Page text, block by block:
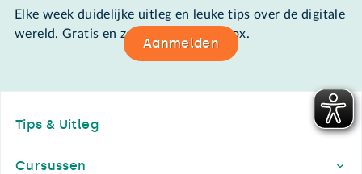
Elke week duidelijke uitleg en leuke tips over de digitale
wereld. Gratis en zomaar in de mailbox.
Aanmelden
Tips & Uitleg
Cursussen